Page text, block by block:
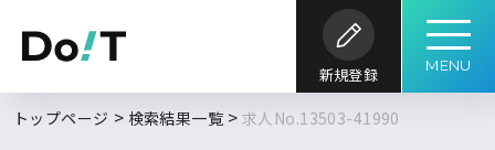
新規登録 MENU
勤務地 職種 開発内容
トップページ 検索結果一覧 求人No.13503-41990